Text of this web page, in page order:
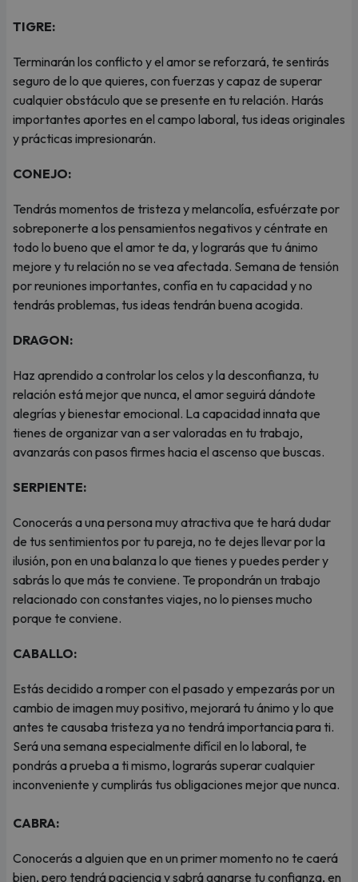
TIGRE:
Terminarán los conflicto y el amor se reforzará, te sentirás
seguro de lo que quieres, con fuerzas y capaz de superar
cualquier obstáculo que se presente en tu relación. Harás
importantes aportes en el campo laboral, tus ideas originales
y prácticas impresionarán.
CONEJO:
Tendrás momentos de tristeza y melancolía, esfuérzate por
sobreponerte a los pensamientos negativos y céntrate en
todo lo bueno que el amor te da, y lograrás que tu ánimo
mejore y tu relación no se vea afectada. Semana de tensión
por reuniones importantes, confía en tu capacidad y no
tendrás problemas, tus ideas tendrán buena acogida.
DRAGON:
Haz aprendido a controlar los celos y la desconfianza, tu
relación está mejor que nunca, el amor seguirá dándote
alegrías y bienestar emocional. La capacidad innata que
tienes de organizar van a ser valoradas en tu trabajo,
avanzarás con pasos firmes hacia el ascenso que buscas.
SERPIENTE:
Conocerás a una persona muy atractiva que te hará dudar
de tus sentimientos por tu pareja, no te dejes llevar por la
ilusión, pon en una balanza lo que tienes y puedes perder y
sabrás lo que más te conviene. Te propondrán un trabajo
relacionado con constantes viajes, no lo pienses mucho
porque te conviene.
CABALLO:
Estás decidido a romper con el pasado y empezarás por un
cambio de imagen muy positivo, mejorará tu ánimo y lo que
antes te causaba tristeza ya no tendrá importancia para ti.
Será una semana especialmente difícil en lo laboral, te
pondrás a prueba a ti mismo, lograrás superar cualquier
inconveniente y cumplirás tus obligaciones mejor que nunca.
CABRA:
Conocerás a alguien que en un primer momento no te caerá
bien, pero tendrá paciencia y sabrá ganarse tu confianza, en